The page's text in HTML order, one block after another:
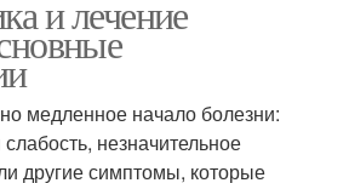
и лечение
медленное начало болезни:
незначительное
другие симптомы, которые